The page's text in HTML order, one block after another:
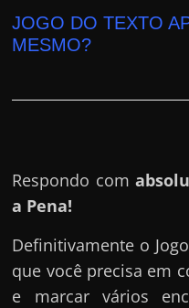
JOGO DO TEXTO
MESMO?
Respondo com
a Pena!
Definitivamente o
que você precisa em
e marcar vários